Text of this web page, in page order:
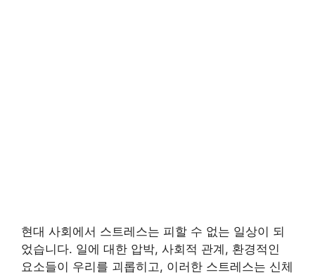
현대 사회에서 스트레스는 피할 수 없는 일상이 되
었습니다. 일에 대한 압박, 사회적 관계, 환경적인
요소들이 우리를 괴롭히고, 이러한 스트레스는 신체